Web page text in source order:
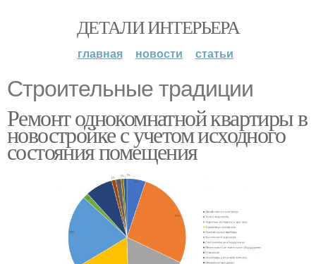
ДЕТАЛИ ИНТЕРЬЕРА
главная новости статьи
Строительные традиции
Ремонт однокомнатной квартиры в
новостройке с учетом исходного
состояния помещения